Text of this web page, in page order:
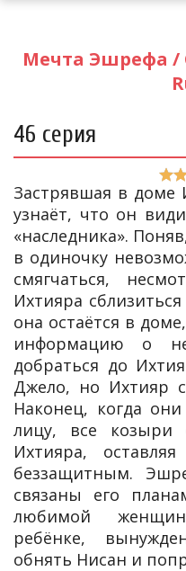
Мечта Эшрефа /
46 серия
Застрявшая в доме
узнаёт, что он
«наследника».
в одиночку
смягчаться,
Ихтияра
она остаётся в
информацию о
добраться до
Джело, но Ихтияр
Наконец, когда
лицу, все козыри
Ихтияра,
беззащитным.
связаны его
любимой
ребёнке,
обнять Нисан и